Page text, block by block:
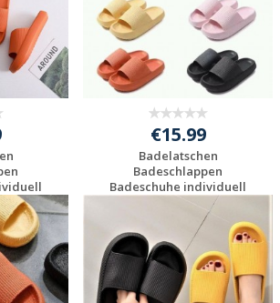
€15.99
Badelatschen
Badeschlappen
Badeschuhe individuell
bedru...
Individuelles
Angebot anfordern